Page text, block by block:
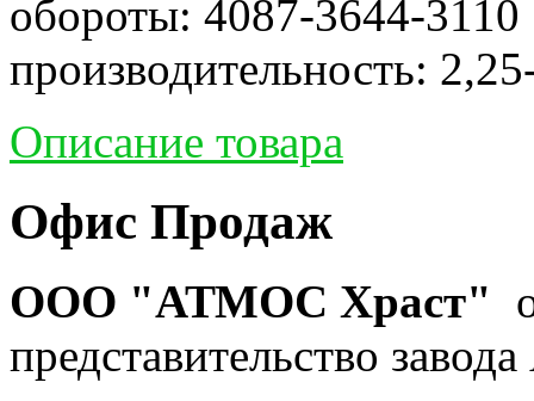
обороты: 4087-3644-
производительность:
Описание товара
Офис Продаж
ООО "АТМОС Храст"
представительство